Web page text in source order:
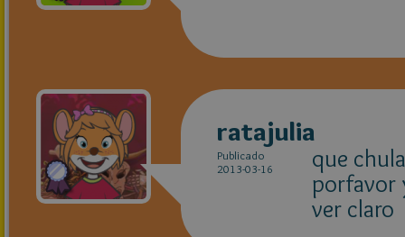
ratajulia
Publicado
2013-03-16
que
porfavor
ver claro